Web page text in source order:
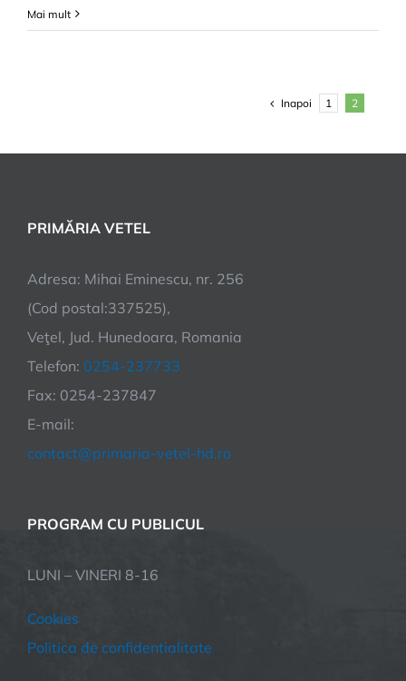
Mai mult
Inapoi 1 2
PRIMĂRIA VETEL
Adresa: Mihai Eminescu, nr. 256
(Cod postal:337525),
Veţel, Jud. Hunedoara, Romania
Telefon: 0254-237733
Fax: 0254-237847
E-mail:
contact@primaria-vetel-hd.ro
PROGRAM CU PUBLICUL
LUNI – VINERI 8-16
Cookies
Politica de confidentialitate